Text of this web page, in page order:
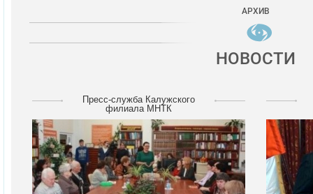
АРХИВ
НОВОСТИ
Пресс-служба Калужского
филиала МНТК